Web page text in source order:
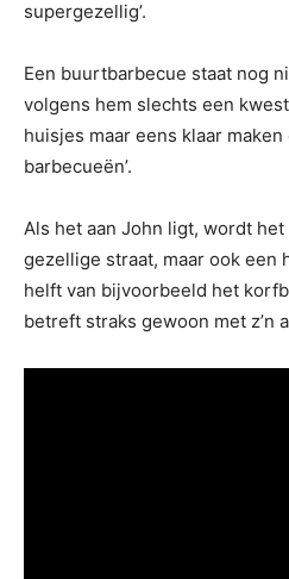
supergezellig’.
Een buurtbarbecue staat nog
volgens hem slechts een
huisjes maar eens klaar maken
barbecueën’.
Als het aan John ligt, wordt
gezellige straat, maar ook een
helft van bijvoorbeeld het
betreft straks gewoon met z’n